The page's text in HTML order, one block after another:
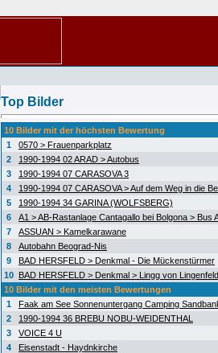
Top Bilder
10 Bilder mit der höchsten Bewertung
1
0570 > Frauenparkplatz
2
1990-1994 02 ARAD > Autobus
3
1990-1994 07 CARASOVA 3
4
1990-1994 07 CARASOVA > Auf dem Weg in die
5
1990-1994 34 GARINA (WOLFSBERG)
6
A1 > AB-Rastanlage Cantagallo bei Bolgona > Bus
7
ASSUAN > Kamelkarawane
8
Autobahn Beograd-Nis
9
BAD HERSFELD > Denkmal - Die Mückenstürmer
10 BAD HERSFELD > Denkmal > Lingg von Lingenfeld
10 Bilder mit den meisten Bewertungen
1
Faak am See Sonnenuntergang Camping
2
1990-1994 36 BREBU NOBU-WEIDENTHAL
3
VOICE 4 U
4
Eisenstadt - Haydnkirche